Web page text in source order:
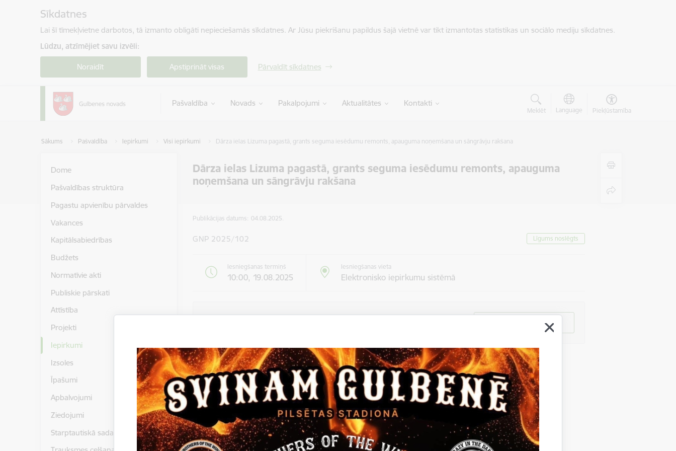
Sīkdatnes
Lai šī tīmekļvietne darbotos, tā izmanto obligāti nepieciešamās sīkdatnes. Ar Jūsu piekrišanu papildus šajā vietnē var tikt izmantotas statistikas un sociālo mediju sīkdatnes.
Lūdzu, atzīmējiet savu izvēli:
Noraidīt Apstiprināt visas Pārvaldīt sīkdatnes
Pašvaldība Novads Pakalpojumi Aktualitātes Kontakti
Meklēt Language Piekļūstamība
Sākums Pašvaldība Iepirkumi Visi iepirkumi Dārza ielas Lizuma pagastā, grants seguma iesēdumu remonts, apauguma noņemšana un sāngrāvju rakšana
Dārza ielas Lizuma pagastā, grants seguma iesēdumu remonts, apauguma
noņemšana un sāngrāvju rakšana
Dome
Pašvaldības struktūra
Pagastu apvienību pārvaldes
Vakances
Kapitālsabiedrības
Budžets
Normatīvie akti
Publiskie pārskati
Attīstība
Projekti
Iepirkumi
Izsoles
Īpašumi
Apbalvojumi
Ziedojumi
Starptautiskā sadarbība
Publikācijas datums: 04.08.2025.
GNP 2025/102 Līgums noslēgts
Iesniegšanas termiņš
10:00, 19.08.2025
Iesniegšanas vieta
Elektronisko iepirkumu sistēmā
Piegādātājs / izpildītājs: ''Rubate'' SIA
Pasūtītājs
Gulbenes novada pašvaldība
Līguma izpildes vieta Dārza iela, Lizums, Gulbenes novads (LATVIJA), LV-4425
Mazie iepirkumi
Kontakti